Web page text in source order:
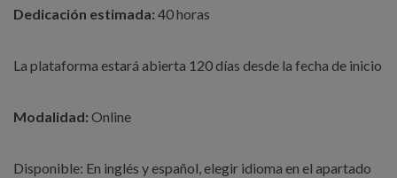
Dedicación estimada: 40 horas
La plataforma estará abierta 120 días desde la fecha de inicio
Modalidad: Online
Disponible: En inglés y español, elegir idioma en el apartado